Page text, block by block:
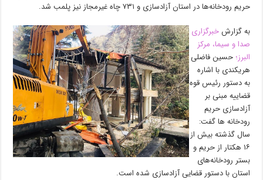
حریم رودخانه‌ها در استان آزادسازی و ۷۳۱ چاه غیرمجاز نیز پلمب شد.
به گزارشخبرگزاری
صدا و سیما، مرکز
البرز؛ حسین فاضلی
هریکندی با اشاره
به دستور رئیس قوه
قضاییه مبنی بر
آزادسازی حریم
رودخانه ها گفت:
سال گذشته بیش از
۱۶ هکتار از حریم و
بستر رودخانه‌های
استان با دستور قضایی آزادسازی شده است.